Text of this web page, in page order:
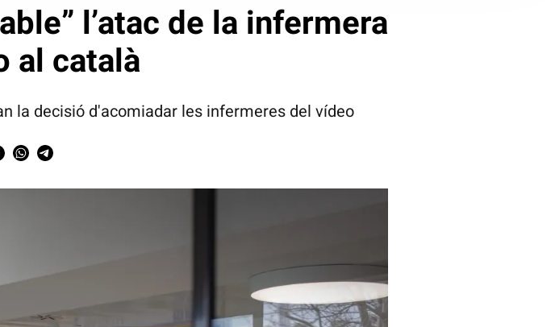
l’atac de la infermera
al català
la decisió d'acomiadar les infermeres del vídeo